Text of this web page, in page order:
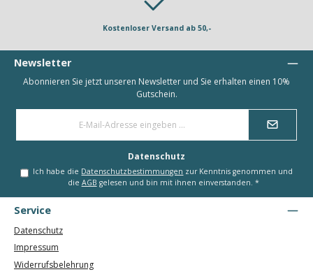
Kostenloser Versand ab 50,-
Newsletter
Abonnieren Sie jetzt unseren Newsletter und Sie erhalten einen 10%
Gutschein.
Datenschutz
Ich habe die Datenschutzbestimmungen zur Kenntnis genommen und
die AGB gelesen und bin mit ihnen einverstanden. *
Service
Datenschutz
Impressum
Widerrufsbelehrung